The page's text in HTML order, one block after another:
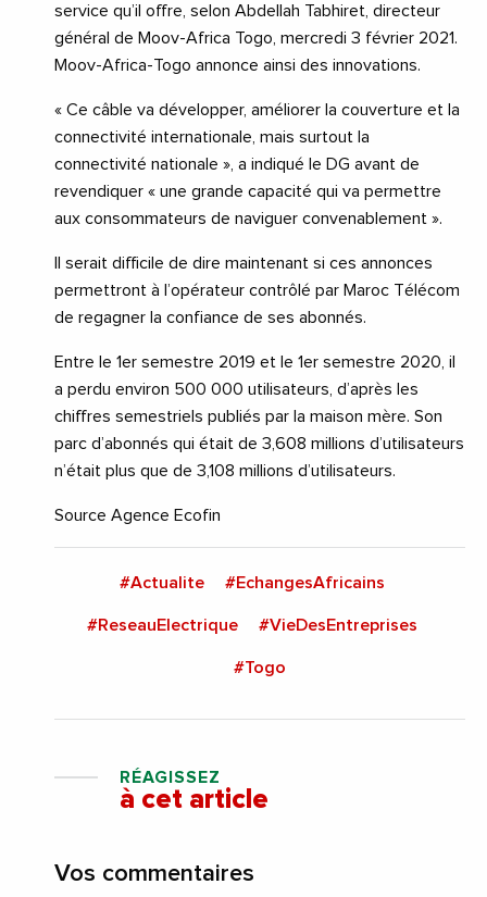
service qu’il offre, selon Abdellah Tabhiret, directeur
général de Moov-Africa Togo, mercredi 3 février 2021.
Moov-Africa-Togo annonce ainsi des innovations.
« Ce câble va développer, améliorer la couverture et la
connectivité internationale, mais surtout la
connectivité nationale », a indiqué le DG avant de
revendiquer « une grande capacité qui va permettre
aux consommateurs de naviguer convenablement ».
Il serait difficile de dire maintenant si ces annonces
permettront à l’opérateur contrôlé par Maroc Télécom
de regagner la confiance de ses abonnés.
Entre le 1er semestre 2019 et le 1er semestre 2020, il
a perdu environ 500 000 utilisateurs, d’après les
chiffres semestriels publiés par la maison mère. Son
parc d’abonnés qui était de 3,608 millions d’utilisateurs
n’était plus que de 3,108 millions d’utilisateurs.
Source Agence Ecofin
#Actualite #EchangesAfricains
#ReseauElectrique #VieDesEntreprises
#Togo
RÉAGISSEZ
à cet article
Vos commentaires